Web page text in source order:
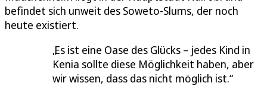
befindet sich unweit des Soweto-Slums, der noch
heute existiert.
Es ist eine Oase des Glücks – jedes Kind in
Kenia sollte diese Möglichkeit haben, aber
wir wissen, dass das nicht möglich ist.